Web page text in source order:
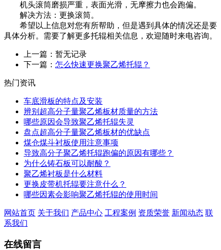
机头滚筒磨损严重，表面光滑，无摩擦力也会跑偏。
解决方法：更换滚筒。
希望以上信息对您有所帮助，但是遇到具体的情况还是要
具体分析。需要了解更多托辊相关信息，欢迎随时来电咨询。
上一篇：暂无记录
下一篇： 怎么快速更换聚乙烯托辊？
热门资讯
车底滑板的特点及安装
辨别超高分子量聚乙烯板材质量的方法
哪些原因会导致聚乙烯托辊失灵
盘点超高分子量聚乙烯板材的优缺点
煤仓煤斗衬板使用注意事项
导致高分子聚乙烯托辊跑偏的原因有哪些？
为什么铸石板可以耐酸？
聚乙烯衬板是什么材料
更换皮带机托辊要注意什么？
哪些因素会影响聚乙烯托辊的使用时间
网站首页 关于我们 产品中心 工程案例 资质荣誉 新闻动态 联
系我们
在线留言